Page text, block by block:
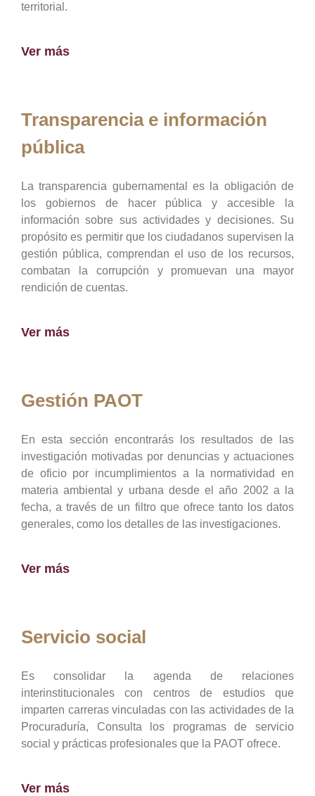
territorial.
Ver más
Transparencia e información
pública
La transparencia gubernamental es la obligación de
los gobiernos de hacer pública y accesible la
información sobre sus actividades y decisiones. Su
propósito es permitir que los ciudadanos supervisen la
gestión pública, comprendan el uso de los recursos,
combatan la corrupción y promuevan una mayor
rendición de cuentas.
Ver más
Gestión PAOT
En esta sección encontrarás los resultados de las
investigación motivadas por denuncias y actuaciones
de oficio por incumplimientos a la normatividad en
materia ambiental y urbana desde el año 2002 a la
fecha, a través de un filtro que ofrece tanto los datos
generales, como los detalles de las investigaciones.
Ver más
Servicio social
Es consolidar la agenda de relaciones
interinstitucionales con centros de estudios que
imparten carreras vinculadas con las actividades de la
Procuraduría, Consulta los programas de servicio
social y prácticas profesionales que la PAOT ofrece.
Ver más